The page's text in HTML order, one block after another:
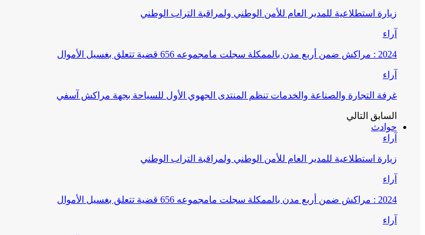
زيارة استطلاعية للمدير العام للأمن الوطني ولمراقبة التراب الوطني
آراء
2024 : مراكش ضمن أربع مدن بالممكلة سجلت مامجموعه 656 قضية تتعلق بغسيل الأموال
آراء
غرفة التجارة والصناعة والخدمات تنظم المنتدى الجهوي الأول للسياحة بجهة مراكش آسفي
السابق التالي
حوادث
آراء
زيارة استطلاعية للمدير العام للأمن الوطني ولمراقبة التراب الوطني
آراء
2024 : مراكش ضمن أربع مدن بالممكلة سجلت مامجموعه 656 قضية تتعلق بغسيل الأموال
آراء